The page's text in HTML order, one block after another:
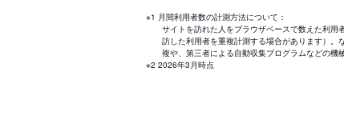
※1 月間利用者数の計測方法について：
サイトを訪れた人をブラウザベースで数えた利
訪した利用者を重複計測する場合があります）
複や、第三者による自動収集プログラムなどの機
※2 2026年3月時点